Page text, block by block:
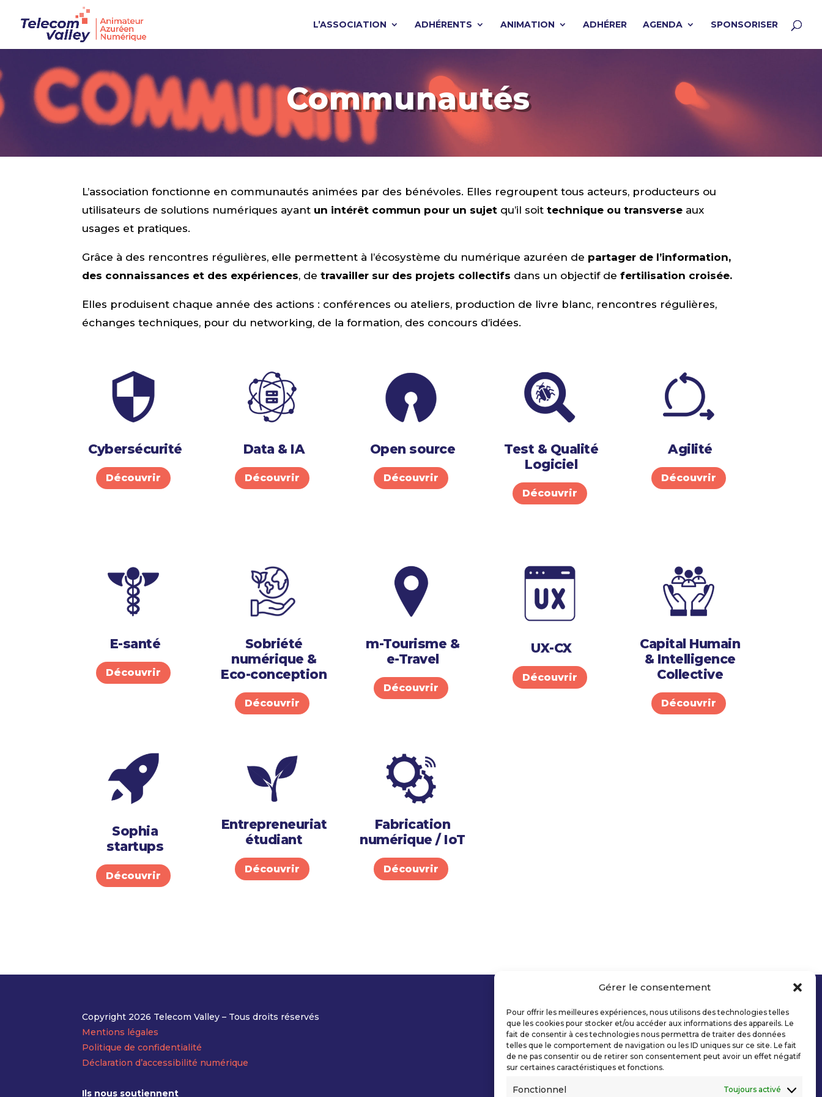
Gérer le consentement
Pour offrir les meilleures expériences, nous utilisons des technologies telles
que les cookies pour stocker et/ou accéder aux informations des appareils. Le
fait de consentir à ces technologies nous permettra de traiter des données
telles que le comportement de navigation ou les ID uniques sur ce site. Le fait
de ne pas consentir ou de retirer son consentement peut avoir un effet négatif
sur certaines caractéristiques et fonctions.
Fonctionnel Toujours activé
L’ASSOCIATION ADHÉRENTS ANIMATION ADHÉRER AGENDA SPONSORISER
Communautés
L’association fonctionne en communautés animées par des bénévoles. Elles regroupent tous acteurs, producteurs ou
utilisateurs de solutions numériques ayant un intérêt commun pour un sujet qu’il soittechnique ou transverse aux
usages et pratiques.
Grâce à des rencontres régulières, elle permettent à l’écosystème du numérique azuréen de partager de l’information,
des connaissances et des expériences, detravailler sur des projets collectifs dans un objectif defertilisation croisée.
Elles produisent chaque année des actions : conférences ou ateliers, production de livre blanc, rencontres régulières,
échanges techniques, pour du networking, de la formation, des concours d’idées.
Cybersécurité
Découvrir
Data & IA
Découvrir
Open source
Découvrir
Test & Qualité
Logiciel
Découvrir
Agilité
Découvrir
E-santé
Découvrir
Sobriété
numérique &
Eco-conception
Découvrir
m-Tourisme &
e-Travel
Découvrir
UX-CX
Découvrir
Capital Humain
& Intelligence
Collective
Découvrir
Sophia
startups
Découvrir
Entrepreneuriat
étudiant
Découvrir
Fabrication
numérique / IoT
Découvrir
Copyright 2026 Telecom Valley – Tous droits réservés
Mentions légales
Politique de confidentialité
Déclaration d’accessibilité numérique
Ils nous soutiennent